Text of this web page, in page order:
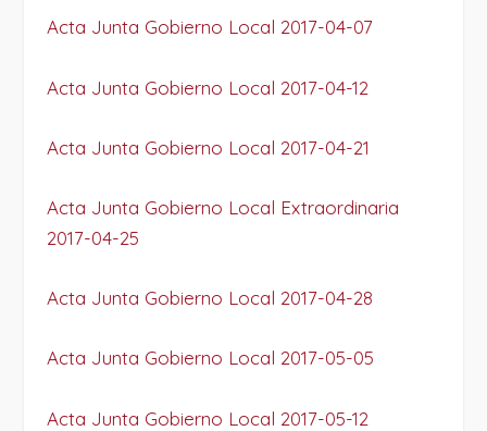
Acta Junta Gobierno Local 2017-04-07
Acta Junta Gobierno Local 2017-04-12
Acta Junta Gobierno Local 2017-04-21
Acta Junta Gobierno Local Extraordinaria
2017-04-25
Acta Junta Gobierno Local 2017-04-28
Acta Junta Gobierno Local 2017-05-05
Acta Junta Gobierno Local 2017-05-12